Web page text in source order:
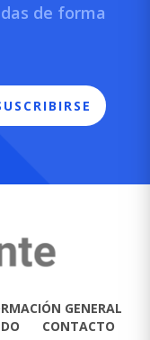
de forma
GENERAL
CONTACTO